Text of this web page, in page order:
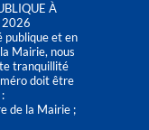
À
2026
publique et en
Mairie, nous
tranquillité
doit être
de la Mairie ;